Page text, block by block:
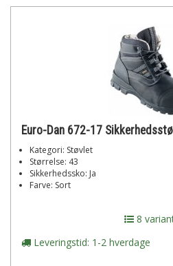
Euro-Dan 672-17
Kategori: Støvlet
Størrelse: 43
Sikkerhedssko: Ja
Farve: Sort
8
Leveringstid: 1-2 hverdage